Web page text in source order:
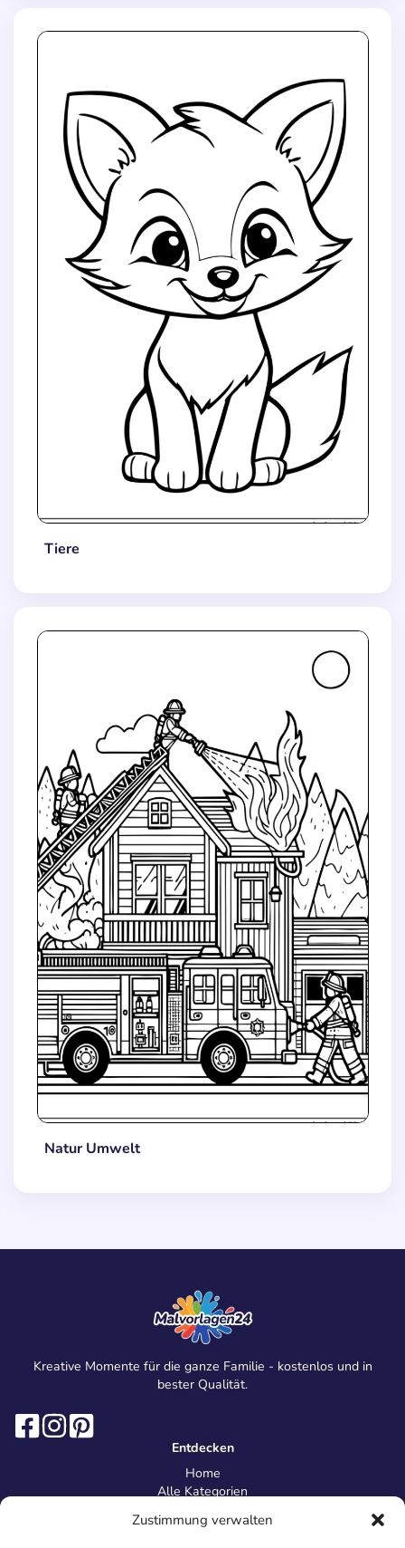
Zustimmung verwalten
Tiere
Natur Umwelt
Kreative Momente für die ganze Familie - kostenlos und in
bester Qualität.
Entdecken
Home
Alle Kategorien
Information